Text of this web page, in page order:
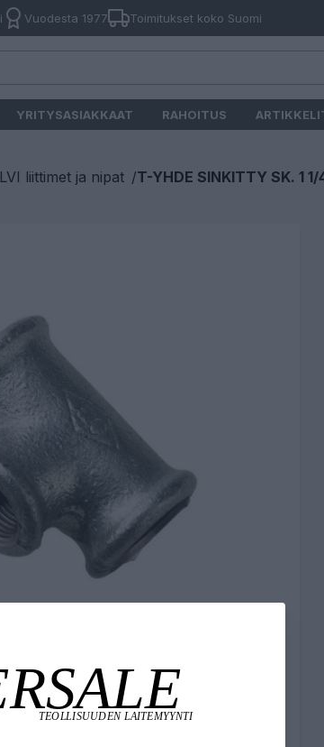
Vuodesta 1977 Toimitukset koko Suomi
YRITYSASIAKKAAT RAHOITUS
LVI liittimet ja nipat /T-YHDE SINKITTY SK. 1